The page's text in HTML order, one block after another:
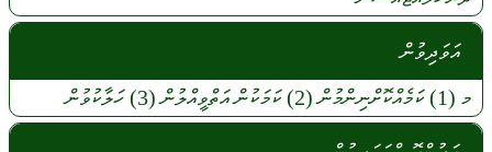
އަވަދިވުން
މ (1) ކަމެއްކޮށްނިންމުން(2) ކަމަކުންއަތްވީއްލުން(3) ހަލާކުވުން